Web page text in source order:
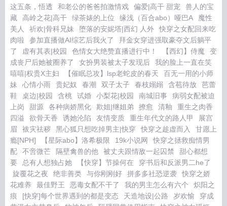
这五条，悟透
和老公的爸爸拍激情戏 偏爱|高干 甜宠
兽人的宝
藏
高岭之花|高干 绿茶婊的上位 缘浅（百合abo）哑巴A
魔性
美人
祈欢|骨科兄妹 堕落的安妮塔|西幻 人外
快穿之女配回来吃
肉啦
参加直播做AI综艺后我火了
拜金女穿进强取豪夺文后躺平
了
虚有其表|校园 色情女大绝赞直播进行中！ 【西幻】侍魔
变
成丧尸后她被圈养了
女扮男装被太子发现后
我的脸上一直在笑
嘻嘻|权贵X主妇
【催眠总攻】lsp老蛇皮的春天
百无一用的小师
妹
心情小雨 贵妃奴 春潮 双子太子 春枝嫋嫋 含苞待放
芭蕾
鞋
桌边|校园 含桃 试婚 小梨花|校园 南城旧事
病弱女配被迫
上岗
甜源 各种病娇黑化 欺姐|继姐弟 撩愈 清釉
重生之肉香
四溢
欲骨天香 诱她沦陷 友情变质 重生年代文的路人甲
展宫
眉
袚灾祛秽 黑心狐只想吃掉男主|快穿 快穿之趁虚而入
甘愿上
瘾[NPH]
【星际abo】洛希极限 19k小说网
快穿之拯救痴情男
配
不啻微芒 隔壁禽兽的他 被丈夫跟情敌一起囚禁
甜心都想
要
总有人想独占她 【快穿】节操何在
穿书后和反派男二he了
旋覆花之夜
绝非善类 与你刚刚好 拼多多社恐逆袭
快穿之娇
花难养
最佳野王 恶毒女配不干了 我的男主怎么有六个
炽阳之
痕
[快穿]每个世界遇到的都是变态 天造地设|公路 岁欢愉
穿成